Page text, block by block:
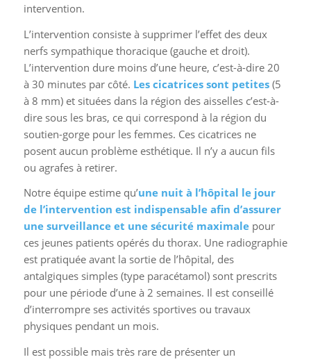
intervention.
L’intervention consiste à supprimer l’effet des deux
nerfs sympathique thoracique (gauche et droit).
L’intervention dure moins d’une heure, c’est-à-dire 20
à 30 minutes par côté. Les cicatrices sont petites(5
à 8 mm) et situées dans la région des aisselles c’est-à-
dire sous les bras, ce qui correspond à la région du
soutien-gorge pour les femmes. Ces cicatrices ne
posent aucun problème esthétique. Il n’y a aucun fils
ou agrafes à retirer.
Notre équipe estime qu’une nuit à l’hôpital le jour
de l’intervention est indispensable afin d’assurer
une surveillance et une sécurité maximalepour
ces jeunes patients opérés du thorax. Une radiographie
est pratiquée avant la sortie de l’hôpital, des
antalgiques simples (type paracétamol) sont prescrits
pour une période d’une à 2 semaines. Il est conseillé
d’interrompre ses activités sportives ou travaux
physiques pendant un mois.
Il est possible mais très rare de présenter un